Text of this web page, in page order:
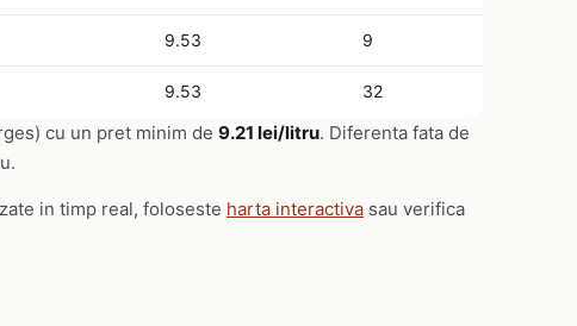
9.53 9
9.53 32
cu un pret minim de 9.21 lei/litru. Diferenta fata de
in timp real, foloseste harta interactiva sau verifica